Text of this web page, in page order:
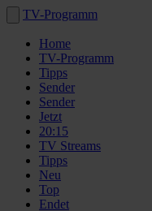
TV-Programm
Home
TV-Programm
Tipps
Sender
Sender
Jetzt
20:15
TV Streams
Tipps
Neu
Top
Endet